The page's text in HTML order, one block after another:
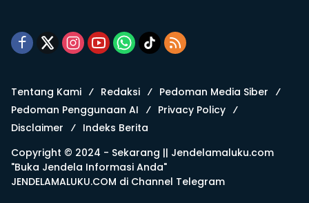
Tentang Kami Redaksi
Pedoman Media Siber
Pedoman Penggunaan AI
Privacy Policy
Disclaimer
Indeks Berita
Copyright © 2024 - Sekarang || Jendelamaluku.com
"Buka Jendela Informasi Anda"
JENDELAMALUKU.COM di Channel Telegram